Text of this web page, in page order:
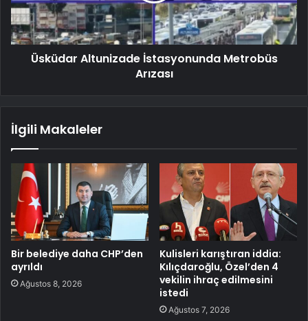
Üsküdar Altunizade İstasyonunda Metrobüs
Arızası
İlgili Makaleler
Bir belediye daha CHP’den
ayrıldı
Ağustos 8, 2026
Kulisleri karıştıran iddia:
Kılıçdaroğlu, Özel’den 4
vekilin ihraç edilmesini
istedi
Ağustos 7, 2026